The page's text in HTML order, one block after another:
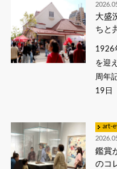
大盛
ちと
1926
を迎
周年
19日
art-
鑑賞
のコ